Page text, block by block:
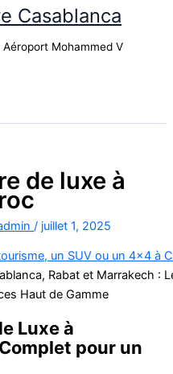
Casablanca
Mohammed V
de luxe à
/ juillet 1, 2025
Rabat et Marrakech :
Haut de Gamme
Luxe à
pour un